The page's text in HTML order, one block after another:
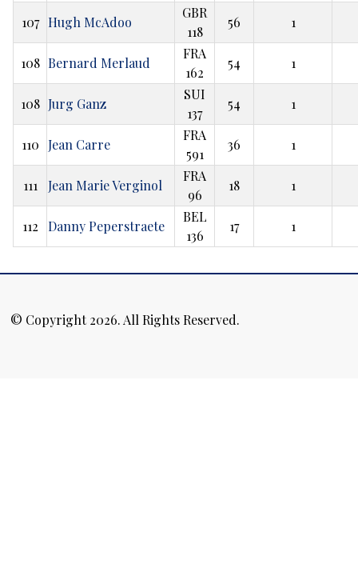
107 Hugh McAdoo
GBR
118
56 1
108 Bernard Merlaud
FRA
162
54 1
108 Jurg Ganz
SUI
137
54 1
110 Jean Carre
FRA
591
36 1
111 Jean Marie Verginol
FRA
96
18 1
112 Danny Peperstraete
BEL
136
17 1
© Copyright 2026. All Rights Reserved.